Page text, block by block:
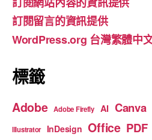
o
o
k
m b
e
訂閱留言的資訊提供
WordPress.org 台灣繁體中
標籤
Adobe Adobe Firefly AI Canva
Illustrator InDesign Office PDF